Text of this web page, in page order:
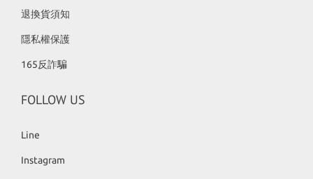
退換貨須知
隱私權保護
165反詐騙
FOLLOW US
Line
Instagram